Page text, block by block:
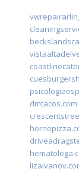
dmtacos.com